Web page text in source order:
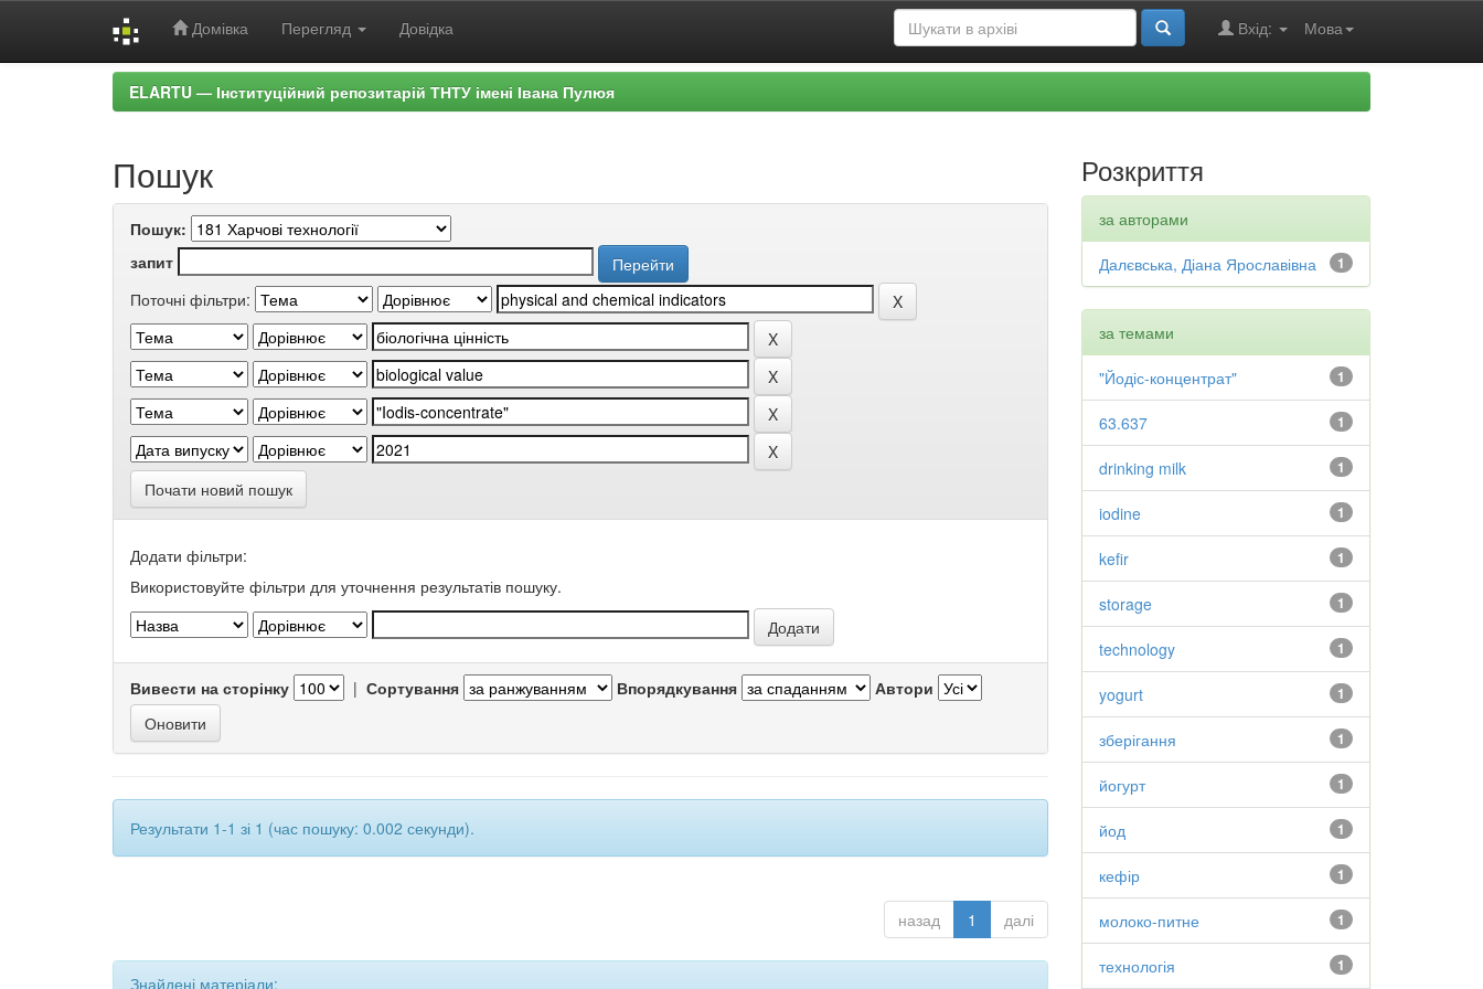
Домівка Перегляд Довідка Мова
Вхід:
ELARTU — Інституційний репозитарій ТНТУ імені Івана Пулюя
Пошук
Пошук:
запит
Поточні фільтри:
Почати новий пошук
Додати фільтри:
Використовуйте фільтри для уточнення результатів пошуку.
Вивести на сторінку | Сортування Впорядкування Автори
Результати 1-1 зі 1 (час пошуку: 0.002 секунди).
назад 1 далі
Знайдені матеріали:
Розкриття
за авторами
1
Далєвська, Діана Ярославівна
за темами
1
"Йодіс-концентрат"
1
63.637
1
drinking milk
1
iodine
1
kefir
1
storage
1
technology
1
yogurt
1
зберігання
1
йогурт
1
йод
1
кефір
1
молоко-питне
1
технологія